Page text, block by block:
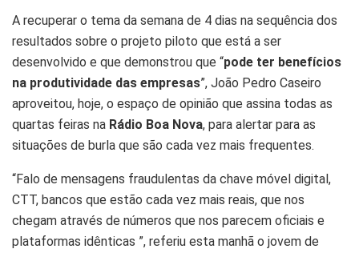
A recuperar o tema da semana de 4 dias na sequência dos
resultados sobre o projeto piloto que está a ser
desenvolvido e que demonstrou que “pode ter benefícios
na produtividade das empresas”, João Pedro Caseiro
aproveitou, hoje, o espaço de opinião que assina todas as
quartas feiras na Rádio Boa Nova, para alertar para as
situações de burla que são cada vez mais frequentes.
“Falo de mensagens fraudulentas da chave móvel digital,
CTT, bancos que estão cada vez mais reais, que nos
chegam através de números que nos parecem oficiais e
plataformas idênticas ”, referiu esta manhã o jovem de